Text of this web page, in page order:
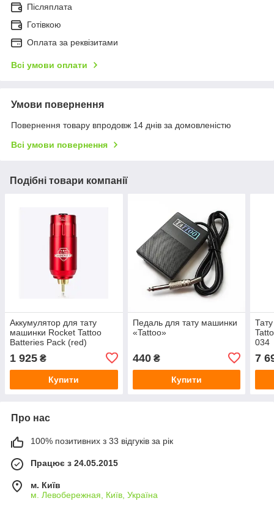
Післяплата
Готівкою
Оплата за реквізитами
Всі умови оплати
Умови повернення
Повернення товару впродовж 14 днів за домовленістю
Всі умови повернення
Подібні товари компанії
Аккумулятор для тату
машинки Rocket Tattoo
Batteries Pack (red)
1 925 ₴
Купити
Педаль для тату машинки
«Tattoo»
440₴
Купити
034
7
Про нас
100% позитивних з 33 відгуків за рік
Працює з 24.05.2015
м. Київ
м. Левобережная, Київ, Україна